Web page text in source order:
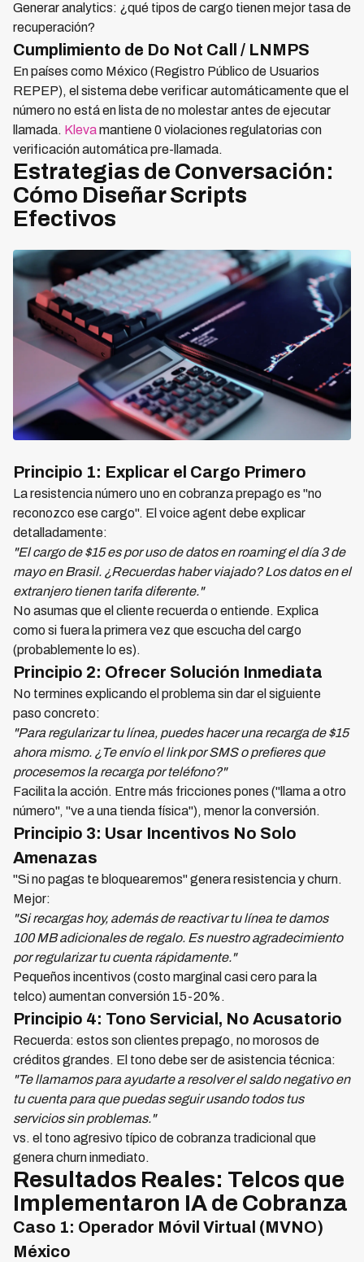
Generar analytics: ¿qué tipos de cargo tienen mejor tasa de
recuperación?
Cumplimiento de Do Not Call / LNMPS
En países como México (Registro Público de Usuarios
REPEP), el sistema debe verificar automáticamente que el
número no está en lista de no molestar antes de ejecutar
llamada. Klevamantiene 0 violaciones regulatorias con
verificación automática pre-llamada.
Estrategias de Conversación:
Cómo Diseñar Scripts
Efectivos
Principio 1: Explicar el Cargo Primero
La resistencia número uno en cobranza prepago es "no
reconozco ese cargo". El voice agent debe explicar
detalladamente:
"El cargo de $15 es por uso de datos en roaming el día 3 de
mayo en Brasil. ¿Recuerdas haber viajado? Los datos en el
extranjero tienen tarifa diferente."
No asumas que el cliente recuerda o entiende. Explica
como si fuera la primera vez que escucha del cargo
(probablemente lo es).
Principio 2: Ofrecer Solución Inmediata
No termines explicando el problema sin dar el siguiente
paso concreto:
"Para regularizar tu línea, puedes hacer una recarga de $15
ahora mismo. ¿Te envío el link por SMS o prefieres que
procesemos la recarga por teléfono?"
Facilita la acción. Entre más fricciones pones ("llama a otro
número", "ve a una tienda física"), menor la conversión.
Principio 3: Usar Incentivos No Solo
Amenazas
"Si no pagas te bloquearemos" genera resistencia y churn.
Mejor:
"Si recargas hoy, además de reactivar tu línea te damos
100 MB adicionales de regalo. Es nuestro agradecimiento
por regularizar tu cuenta rápidamente."
Pequeños incentivos (costo marginal casi cero para la
telco) aumentan conversión 15-20%.
Principio 4: Tono Servicial, No Acusatorio
Recuerda: estos son clientes prepago, no morosos de
créditos grandes. El tono debe ser de asistencia técnica:
"Te llamamos para ayudarte a resolver el saldo negativo en
tu cuenta para que puedas seguir usando todos tus
servicios sin problemas."
vs. el tono agresivo típico de cobranza tradicional que
genera churn inmediato.
Resultados Reales: Telcos que
Implementaron IA de Cobranza
Caso 1: Operador Móvil Virtual (MVNO)
México